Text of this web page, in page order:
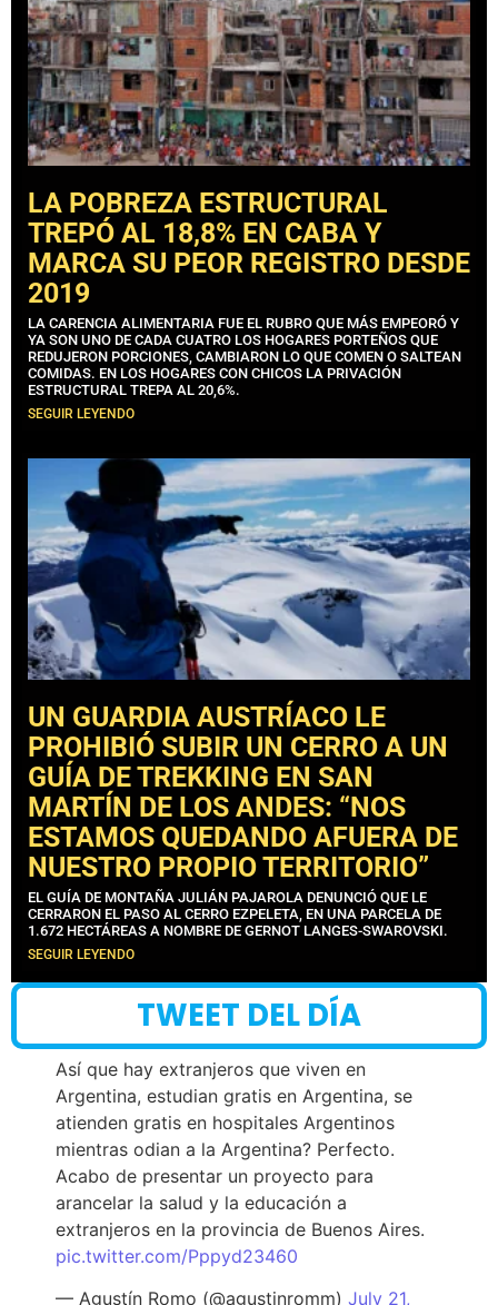
LA POBREZA ESTRUCTURAL
TREPÓ AL 18,8% EN CABA Y
MARCA SU PEOR REGISTRO DESDE
2019
LA CARENCIA ALIMENTARIA FUE EL RUBRO QUE MÁS EMPEORÓ Y
YA SON UNO DE CADA CUATRO LOS HOGARES PORTEÑOS QUE
REDUJERON PORCIONES, CAMBIARON LO QUE COMEN O SALTEAN
COMIDAS. EN LOS HOGARES CON CHICOS LA PRIVACIÓN
ESTRUCTURAL TREPA AL 20,6%.
SEGUIR LEYENDO
UN GUARDIA AUSTRÍACO LE
PROHIBIÓ SUBIR UN CERRO A UN
GUÍA DE TREKKING EN SAN
MARTÍN DE LOS ANDES: “NOS
ESTAMOS QUEDANDO AFUERA DE
NUESTRO PROPIO TERRITORIO”
EL GUÍA DE MONTAÑA JULIÁN PAJAROLA DENUNCIÓ QUE LE
CERRARON EL PASO AL CERRO EZPELETA, EN UNA PARCELA DE
1.672 HECTÁREAS A NOMBRE DE GERNOT LANGES-SWAROVSKI.
SEGUIR LEYENDO
TWEET DEL DÍA
Así que hay extranjeros que viven en
Argentina, estudian gratis en Argentina, se
atienden gratis en hospitales Argentinos
mientras odian a la Argentina? Perfecto.
Acabo de presentar un proyecto para
arancelar la salud y la educación a
extranjeros en la provincia de Buenos Aires.
pic.twitter.com/Pppyd23460
— Agustín Romo (@agustinromm) July 21,